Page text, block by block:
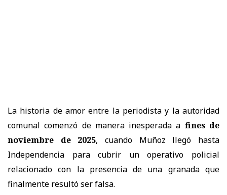
La historia de amor entre la periodista y la autoridad
comunal comenzó de manera inesperada a fines de
noviembre de 2025, cuando Muñoz llegó hasta
Independencia para cubrir un operativo policial
relacionado con la presencia de una granada que
finalmente resultó ser falsa.